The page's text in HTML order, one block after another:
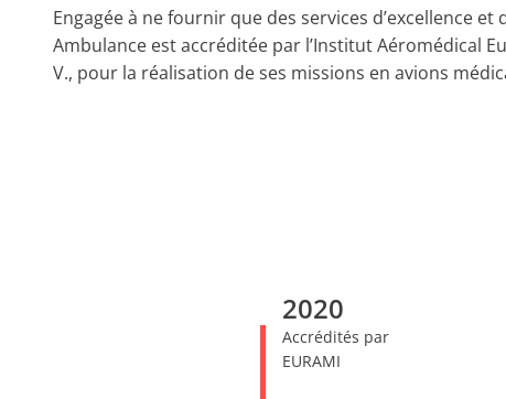
Engagée à ne fournir que des services d’excellence et
Ambulance est accréditée par l’Institut Aéromédical
V., pour la réalisation de ses missions en avions
2020
Accrédités par
EURAMI